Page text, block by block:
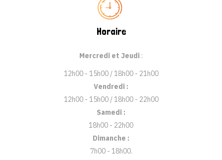
Horaire
Mercredi et Jeudi :
12h00 - 15h00 / 18h00 - 21h00
Vendredi :
12h00 - 15h00 / 18h00 - 22h00
Samedi :
18h00 - 22h00
Dimanche :
7h00 - 18h00.